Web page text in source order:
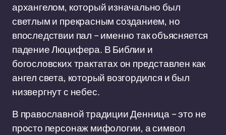
архангелом, который изначально был
светлым и прекрасным созданием, но
впоследствии пал – именно так объясняется
падение Люцифера. В Библии и
богословских трактатах он представлен как
ангел света, который возгордился и был
низвергнут с небес.
В православной традиции Денница – это не
просто персонаж мифологии, а символ